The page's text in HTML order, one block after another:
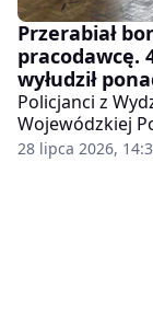
Przerabiał
pracodawcę.
wyłudził
Policjanci z
Wojewódzkiej
letniego
28 lipca 2026,